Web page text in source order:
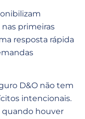
primeiras
resposta rápida
D&O não tem
intencionais.
quando houver